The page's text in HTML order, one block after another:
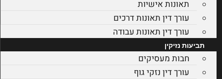
תאונות אישיות
עורך דין תאונות דרכים
עורך דין תאונות עבודה
תביעות נזיקין
חבות מעסיקים
עורך דין נזקי גוף